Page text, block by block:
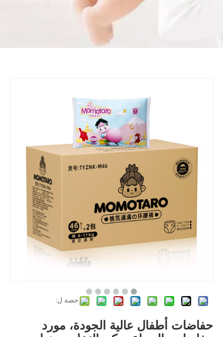
حصة ل:
حفاضات أطفال عالية الجودة، مورد